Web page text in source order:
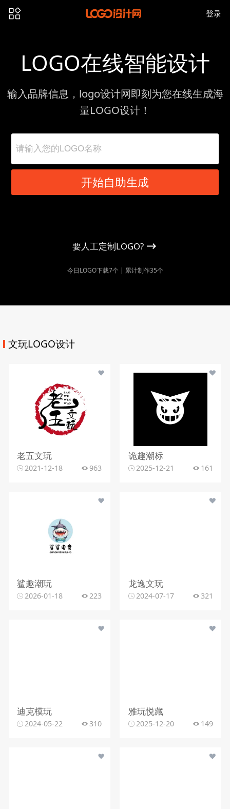
登录
LOGO在线智能设计
输入品牌信息，logo设计网即刻为您在线生成海
量LOGO设计！
开始自助生成
要人工定制LOGO?
今日LOGO下载7个 | 累计制作35个
文玩LOGO设计
老五文玩
2021-12-18 963
诡趣潮标
2025-12-21 161
鲨趣潮玩
2026-01-18 223
龙逸文玩
2024-07-17 321
迪克模玩
2024-05-22 310
雅玩悦藏
2025-12-20 149